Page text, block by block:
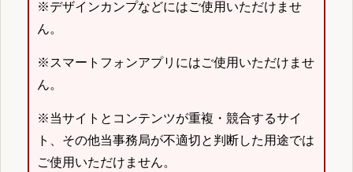
※デザインカンプなどにはご使用いただけませ
ん。
※スマートフォンアプリにはご使用いただけませ
ん。
※当サイトとコンテンツが重複・競合するサイ
ト、その他当事務局が不適切と判断した用途では
ご使用いただけません。